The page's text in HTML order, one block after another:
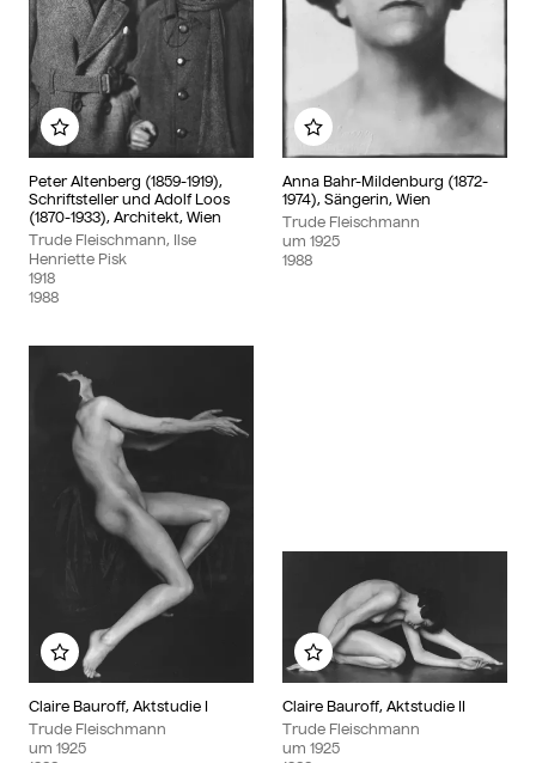
Peter Altenberg (1859-1919),
Schriftsteller und Adolf Loos
(1870-1933), Architekt, Wien
Trude Fleischmann, Ilse
Henriette Pisk
1918
1988
Zu meinem Album hinzufügen
Anna Bahr-Mildenburg (1872-
1974), Sängerin, Wien
Trude Fleischmann
um 1925
1988
Zu meinem Album
Claire Bauroff, Aktstudie I
Trude Fleischmann
um 1925
Zu meinem Album hinzufügen
Claire Bauroff, Aktstudie II
Trude Fleischmann
um 1925
Zu meinem Album